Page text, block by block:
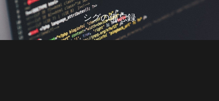
シグの備忘録